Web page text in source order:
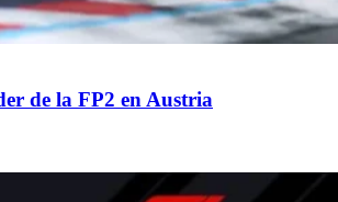
de la FP2 en Austria